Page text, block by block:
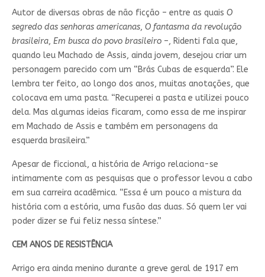
Autor de diversas obras de não ficção – entre as quais O
segredo das senhoras americanas, O fantasma da revolução
brasileira, Em busca do povo brasileiro–, Ridenti fala que,
quando leu Machado de Assis, ainda jovem, desejou criar um
personagem parecido com um “Brás Cubas de esquerda”. Ele
lembra ter feito, ao longo dos anos, muitas anotações, que
colocava em uma pasta. “Recuperei a pasta e utilizei pouco
dela. Mas algumas ideias ficaram, como essa de me inspirar
em Machado de Assis e também em personagens da
esquerda brasileira.”
Apesar de ficcional, a história de Arrigo relaciona-se
intimamente com as pesquisas que o professor levou a cabo
em sua carreira acadêmica. “Essa é um pouco a mistura da
história com a estória, uma fusão das duas. Só quem ler vai
poder dizer se fui feliz nessa síntese.”
CEM ANOS DE RESISTÊNCIA
Arrigo era ainda menino durante a greve geral de 1917 em